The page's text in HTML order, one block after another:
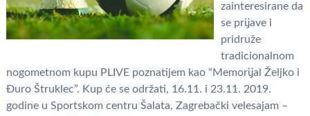
zainteresirane da
se prijave i
pridruže
tradicionalnom
nogometnom kupu PLIVE poznatijem kao “Memorijal Željko i
Đuro Štruklec”. Kup će se održati, 16.11. i 23.11. 2019.
godine u Sportskom centru Šalata, Zagrebački velesajam –